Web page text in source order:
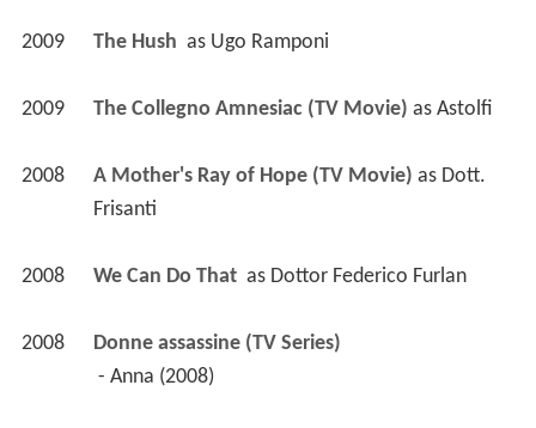
2009 The Hush as Ugo Ramponi
2009 The Collegno Amnesiac (TV Movie) as Astolfi
2008 A Mother's Ray of Hope (TV Movie) as Dott.
Frisanti
2008 We Can Do That as Dottor Federico Furlan
2008
Donne assassine (TV Series)
- Anna (2008)